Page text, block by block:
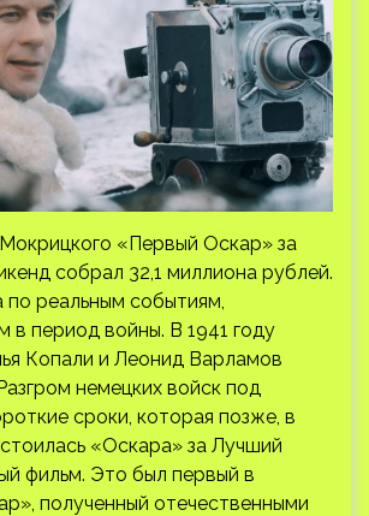
«Первый Оскар» за
собрал 32,1 миллиона рублей.
по реальным событиям,
период войны. В 1941 году
Копали и Леонид Варламов
немецких войск под
сроки, которая позже, в
«Оскара» за Лучший
фильм. Это был первый в
полученный отечественными